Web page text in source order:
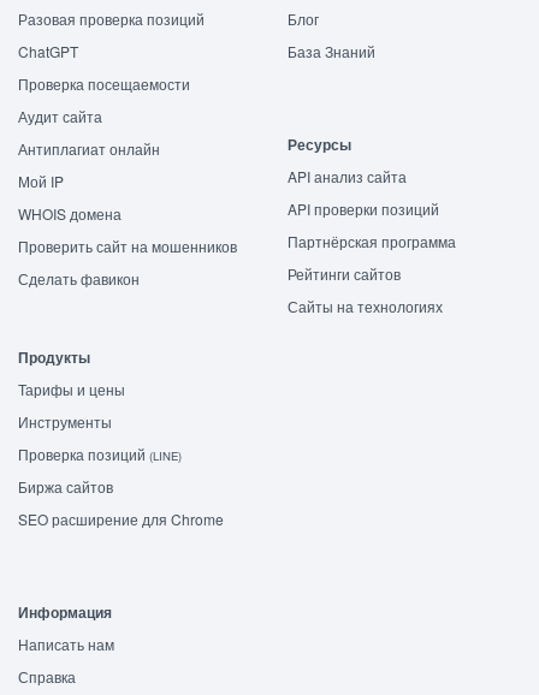
Разовая проверка позиций
ChatGPT
Проверка посещаемости
Аудит сайта
Антиплагиат онлайн
Мой IP
WHOIS домена
Проверить сайт на мошенников
Сделать фавикон
Блог
База Знаний
Ресурсы
API анализ сайта
API проверки позиций
Партнёрская программа
Рейтинги сайтов
Сайты на технологиях
Продукты
Тарифы и цены
Инструменты
Проверка позиций (LINE)
Биржа сайтов
SEO расширение для Chrome
Информация
Написать нам
Справка